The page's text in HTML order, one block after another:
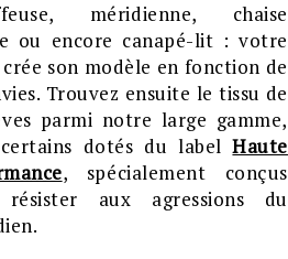
méridienne, chaise
ou encore canapé-lit : votre
son modèle en fonction de
Trouvez ensuite le tissu de
parmi notre large gamme,
dotés du labelHaute
, spécialement conçus
aux agressions du